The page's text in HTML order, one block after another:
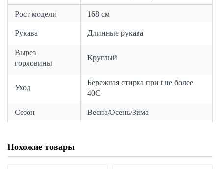
Рост модели 168 см
Рукава Длинные рукава
Вырез
горловины
Круглый
Уход
Бережная стирка при t не более
40С
Сезон Весна/Осень/Зима
Похожие товары